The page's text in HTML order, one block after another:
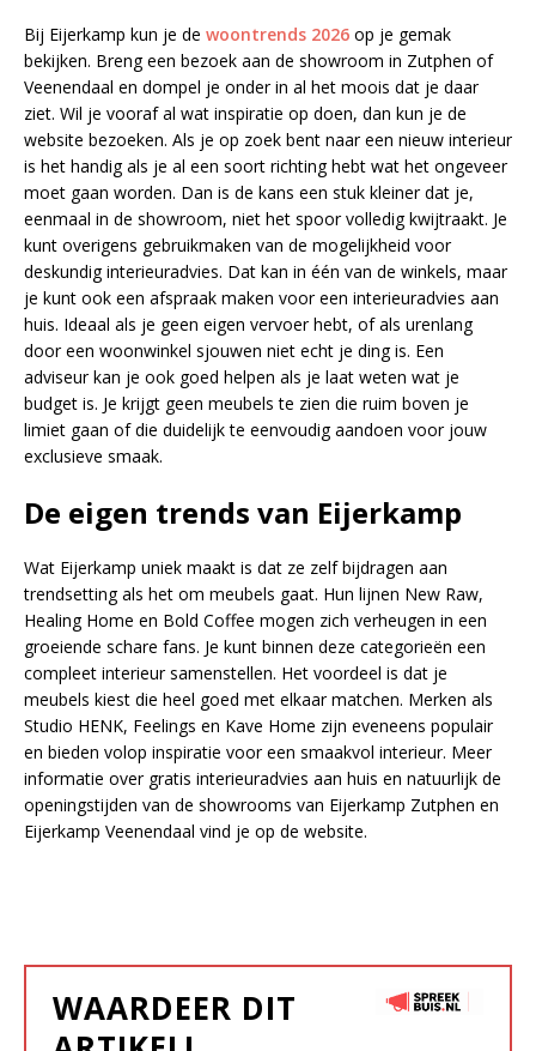
Bij Eijerkamp kun je de woontrends 2026 op je gemak
bekijken. Breng een bezoek aan de showroom in Zutphen of
Veenendaal en dompel je onder in al het moois dat je daar
ziet. Wil je vooraf al wat inspiratie op doen, dan kun je de
website bezoeken. Als je op zoek bent naar een nieuw interieur
is het handig als je al een soort richting hebt wat het ongeveer
moet gaan worden. Dan is de kans een stuk kleiner dat je,
eenmaal in de showroom, niet het spoor volledig kwijtraakt. Je
kunt overigens gebruikmaken van de mogelijkheid voor
deskundig interieuradvies. Dat kan in één van de winkels, maar
je kunt ook een afspraak maken voor een interieuradvies aan
huis. Ideaal als je geen eigen vervoer hebt, of als urenlang
door een woonwinkel sjouwen niet echt je ding is. Een
adviseur kan je ook goed helpen als je laat weten wat je
budget is. Je krijgt geen meubels te zien die ruim boven je
limiet gaan of die duidelijk te eenvoudig aandoen voor jouw
exclusieve smaak.
De eigen trends van Eijerkamp
Wat Eijerkamp uniek maakt is dat ze zelf bijdragen aan
trendsetting als het om meubels gaat. Hun lijnen New Raw,
Healing Home en Bold Coffee mogen zich verheugen in een
groeiende schare fans. Je kunt binnen deze categorieën een
compleet interieur samenstellen. Het voordeel is dat je
meubels kiest die heel goed met elkaar matchen. Merken als
Studio HENK, Feelings en Kave Home zijn eveneens populair
en bieden volop inspiratie voor een smaakvol interieur. Meer
informatie over gratis interieuradvies aan huis en natuurlijk de
openingstijden van de showrooms van Eijerkamp Zutphen en
Eijerkamp Veenendaal vind je op de website.
WAARDEER DIT